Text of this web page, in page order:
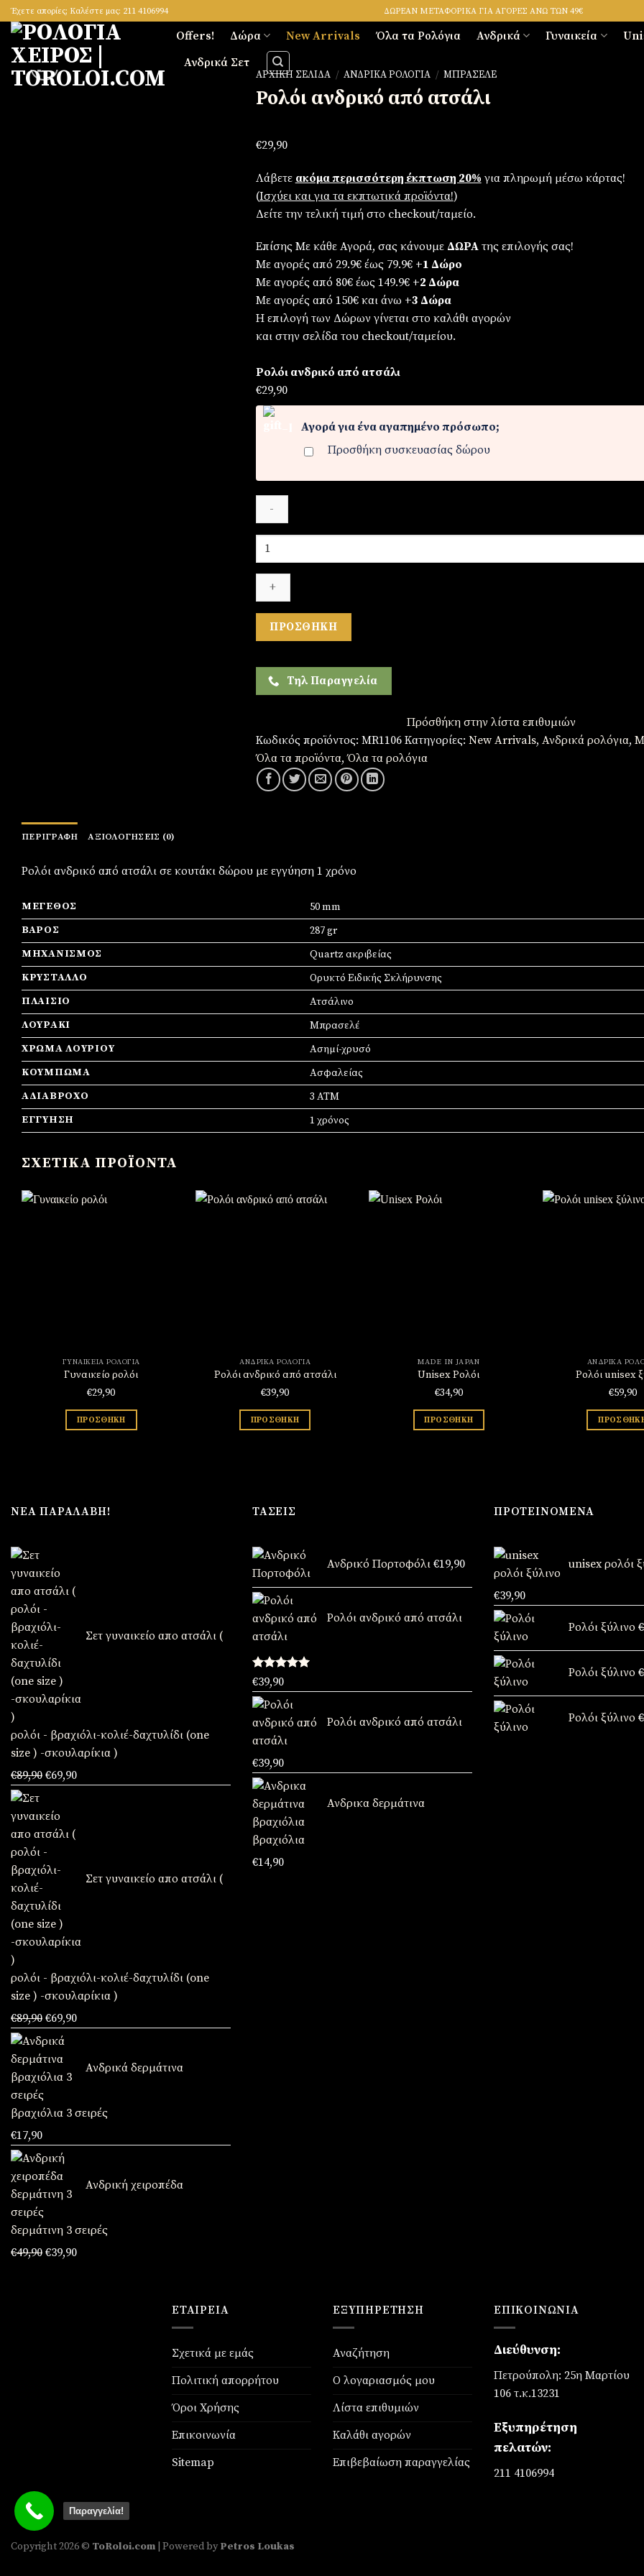
Skip
to
content
Έχετε απορίες; Καλέστε μας: 211 4106994 ΔΩΡΕΑΝ ΜΕΤΑΦΟΡΙΚΑ ΓΙΑ ΑΓΟΡΕΣ ΑΝΩ ΤΩΝ 49€
Offers! Δώρα New Arrivals Όλα τα Ρολόγια Ανδρικά Γυναικεία
Ανδρικά Σετ
ΑΡΧΙΚΉ ΣΕΛΊΔΑ / ΑΝΔΡΙΚΆ ΡΟΛΌΓΙΑ / ΜΠΡΑΣΕΛΈ
Ρολόι ανδρικό από ατσάλι
€29,90
Λάβετε ακόμα περισσότερη έκπτωση 20% για πληρωμή μέσω κάρτας!
(Iσχύει και για τα εκπτωτικά προϊόντα!)
Δείτε την τελική τιμή στο checkout/ταμείο.
Επίσης Με κάθε Αγορά, σας κάνουμε ΔΩΡΑτης επιλογής σας!
Με αγορές από 29.9€ έως 79.9€ +1 Δώρο
Με αγορές από 80€ έως 149.9€ +2 Δώρα
Με αγορές από 150€ και άνω +3 Δώρα
Η επιλογή των Δώρων γίνεται στο καλάθι αγορών
και στην σελίδα του checkout/ταμείου.
Ρολόι ανδρικό από ατσάλι
€29,90
Αγορά για ένα αγαπημένο πρόσωπο;
Προσθήκη συσκευασίας δώρου
Ρολόι
από
ατσάλι
ΠΡΟΣΘΉΚΗ
Τηλ Παραγγελία
Πρόσθήκη στην λίστα επιθυμιών
Κωδικός προϊόντος: MR1106 Κατηγορίες: New Arrivals, Ανδρικά ρολόγια,
Όλα τα προϊόντα,Όλα τα ρολόγια
ΠΕΡΙΓΡΑΦΉ ΑΞΙΟΛΟΓΉΣΕΙΣ (0)
Ρολόι ανδρικό από ατσάλι σε κουτάκι δώρου με εγγύηση 1 χρόνο
ΜΈΓΕΘΟΣ
50 mm
ΒΆΡΟΣ
287 gr
ΜΗΧΑΝΙΣΜΌΣ
Quartz ακριβείας
ΚΡΎΣΤΑΛΛΟ
Ορυκτό Ειδικής Σκλήρυνσης
ΠΛΑΊΣΙΟ
Ατσάλινο
ΛΟΥΡΆΚΙ
Μπρασελέ
ΧΡΏΜΑ ΛΟΥΡΙΟΎ
Ασημί-χρυσό
ΚΟΎΜΠΩΜΑ
Ασφαλείας
ΑΔΙΆΒΡΟΧΟ
3 ATM
ΕΓΓΎΗΣΗ
1 χρόνος
ΣΧΕΤΙΚΆ ΠΡΟΪΌΝΤΑ
ΓΥΝΑΙΚΕΊΑ ΡΟΛΌΓΙΑ
Γυναικείο ρολόι
€29,90
ΠΡΟΣΘΉΚΗ
ΑΝΔΡΙΚΆ ΡΟΛΌΓΙΑ
Ρολόι ανδρικό από ατσάλι
€39,90
ΠΡΟΣΘΉΚΗ
MADE IN JAPAN
Unisex Ρολόι
€34,90
ΠΡΟΣΘΉΚΗ
ΑΝΔΡΙΚΆ
Ρολόι unisex
€59,90
ΝΈΑ ΠΑΡΑΛΑΒΉ!
Σετ γυναικείο απο ατσάλι (
ρολόι - βραχιόλι-κολιέ-δαχτυλίδι (one
size ) -σκουλαρίκια )
€89,90 Original
was:
€89,90.
€69,90Η
Σετ γυναικείο απο ατσάλι (
ρολόι - βραχιόλι-κολιέ-δαχτυλίδι (one
size ) -σκουλαρίκια )
€89,90 Original
price
€89,90.
€69,90Η
είναι:
Ανδρικά δερμάτινα
βραχιόλια 3 σειρές
€17,90
Ανδρική χειροπέδα
δερμάτινη 3 σειρές
€49,90 Original
€39,90Η
ΤΆΣΕΙΣ
Ανδρικό Πορτοφόλι €19,90
Ρολόι ανδρικό από ατσάλι
Βαθμολογήθηκε
με5.00
από 5
€39,90
Ρολόι ανδρικό από ατσάλι
€39,90
Ανδρικα δερμάτινα
βραχιόλια
€14,90
ΠΡΟΤΕΙΝΌΜΕΝΑ
unisex ρολόι
Original
price
was:
€49,90.
€39,90Η
τρέχουσα
είναι:
€39,90.
Ρολόι ξύλινο €
Ρολόι ξύλινο €
Ρολόι ξύλινο €
ΕΤΑΙΡΕΊΑ
Σχετικά με εμάς
Πολιτική απορρήτου
Όροι Χρήσης
Επικοινωνία
Sitemap
ΕΞΥΠΗΡΈΤΗΣΗ
Αναζήτηση
Ο λογαριασμός μου
Λίστα επιθυμιών
Καλάθι αγορών
Επιβεβαίωση παραγγελίας
ΕΠΙΚΟΙΝΩΝΊΑ
Διεύθυνση:
Πετρούπολη: 25η Μαρτίου
106 τ.κ.13231
Εξυπηρέτηση
πελατών:
211 4106994
Copyright 2026 © ToRoloi.com | Powered byPetros Loukas
Παραγγελία!